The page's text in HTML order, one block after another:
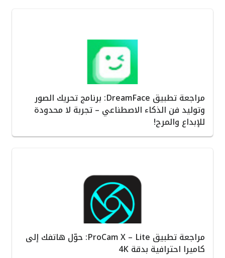
مراجعة تطبيق DreamFace: برنامج تحريك الصور
وتوليد فن الذكاء الاصطناعي – تجربة لا محدودة
للإبداع والمرح!
مراجعة تطبيق ProCam X – Lite: حوّل هاتفك إلى
كاميرا احترافية بدقة 4K